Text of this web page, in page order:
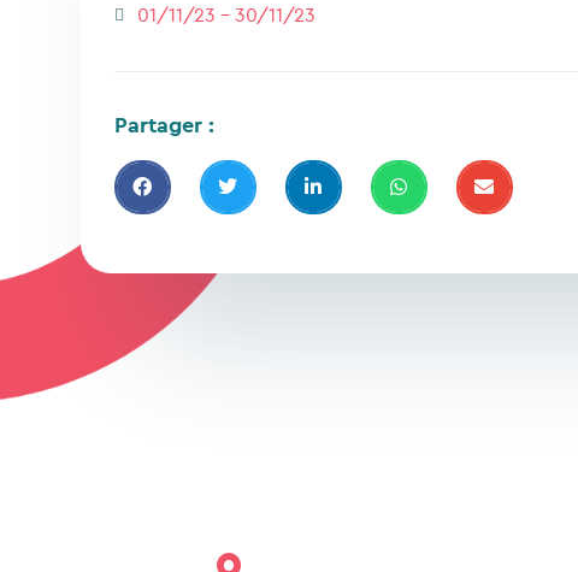
01/11/23 - 30/11/23
Partager :